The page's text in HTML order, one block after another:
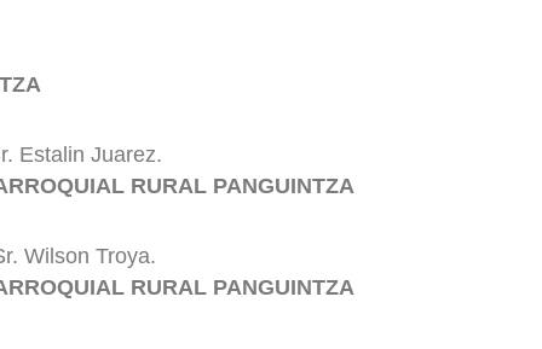
Estalin Juarez.
RURAL PANGUINTZA
Wilson Troya.
RURAL PANGUINTZA